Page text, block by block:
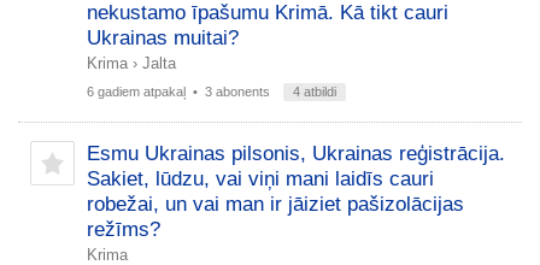
nekustamo īpašumu Krimā. Kā tikt cauri
Ukrainas muitai?
Krima › Jalta
6 gadiem atpakaļ • 3 abonents 4 atbildi
Esmu Ukrainas pilsonis, Ukrainas reģistrācija.
Sakiet, lūdzu, vai viņi mani laidīs cauri
robežai, un vai man ir jāiziet pašizolācijas
režīms?
Krima